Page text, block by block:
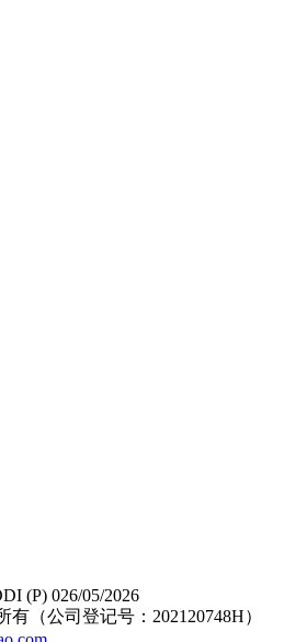
(P) 026/05/2026
（公司登记号：202120748H）